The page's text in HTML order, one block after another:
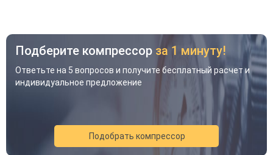
Подберите компрессор за 1 минуту!
Ответьте на 5 вопросов и получите бесплатный расчет и
индивидуальное предложение
Подобрать компрессор